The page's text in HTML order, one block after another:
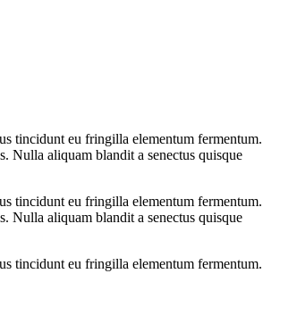
tincidunt eu fringilla elementum fermentum.
Nulla aliquam blandit a senectus quisque
tincidunt eu fringilla elementum fermentum.
Nulla aliquam blandit a senectus quisque
tincidunt eu fringilla elementum fermentum.